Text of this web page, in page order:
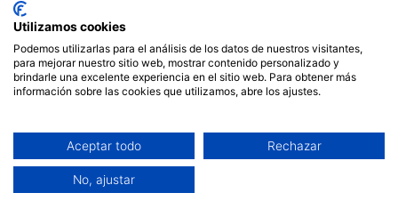
tres anys que continua creixent i transformant-se.
Però per què és tan important i té tant de sentit per a
nosaltres oferir aquesta formació? És evident que
Utilizamos cookies
Podemos utilizarlas para el análisis de los datos de nuestros visitantes,
para mejorar nuestro sitio web, mostrar contenido personalizado y
brindarle una excelente experiencia en el sitio web. Para obtener más
información sobre las cookies que utilizamos, abre los ajustes.
Aceptar todo Rechazar
No, ajustar